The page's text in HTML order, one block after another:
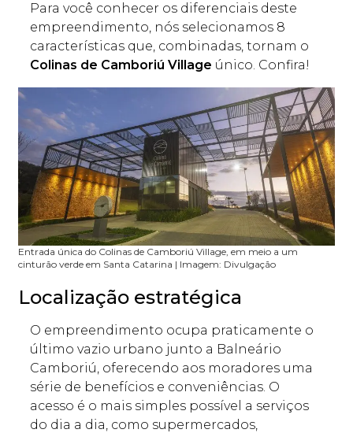
Para você conhecer os diferenciais deste
empreendimento, nós selecionamos 8
características que, combinadas, tornam o
Colinas de Camboriú Village único. Confira!
Entrada única do Colinas de Camboriú Village, em meio a um
cinturão verde em Santa Catarina | Imagem: Divulgação
Localização estratégica
O empreendimento ocupa praticamente o
último vazio urbano junto a Balneário
Camboriú, oferecendo aos moradores uma
série de benefícios e conveniências. O
acesso é o mais simples possível a serviços
do dia a dia, como supermercados,